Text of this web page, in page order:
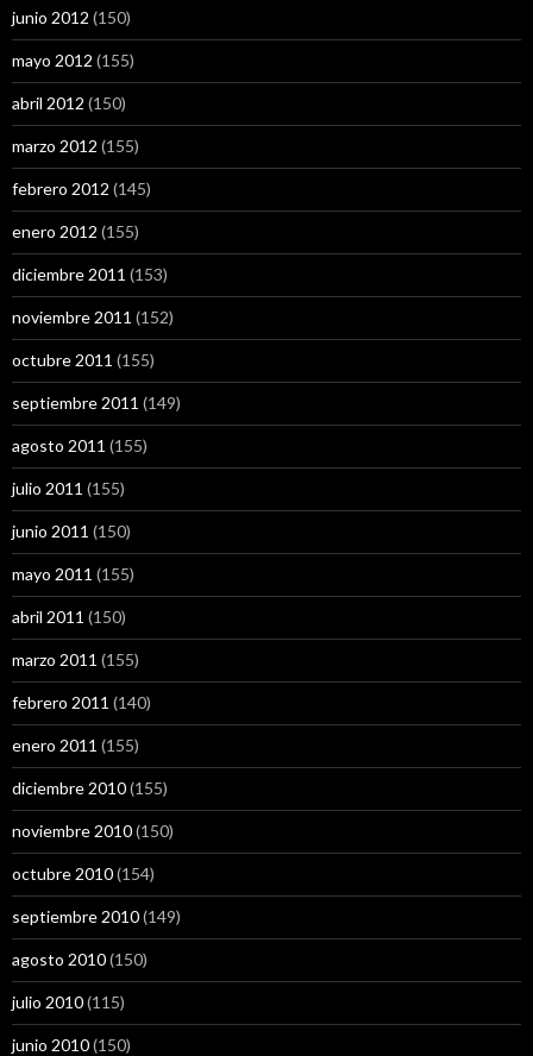
junio 2012 (150)
mayo 2012 (155)
abril 2012 (150)
marzo 2012 (155)
febrero 2012 (145)
enero 2012 (155)
diciembre 2011 (153)
noviembre 2011 (152)
octubre 2011 (155)
septiembre 2011 (149)
agosto 2011 (155)
julio 2011 (155)
junio 2011 (150)
mayo 2011 (155)
abril 2011 (150)
marzo 2011 (155)
febrero 2011 (140)
enero 2011 (155)
diciembre 2010(155)
noviembre 2010(150)
octubre 2010(154)
septiembre 2010(149)
agosto 2010(150)
julio 2010(115)
junio 2010(150)